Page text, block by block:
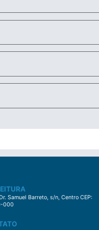
Samuel Barreto, s/n, Centro CEP:
000